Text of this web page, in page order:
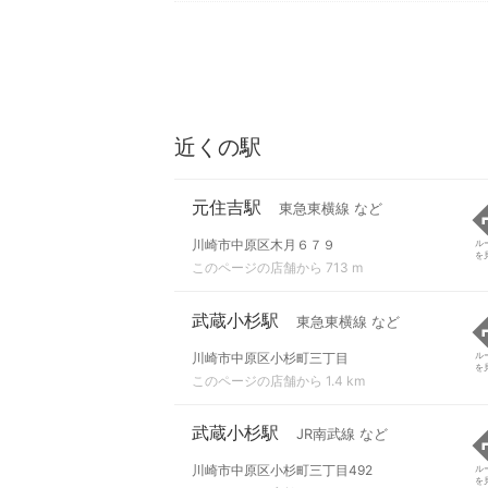
近くの駅
元住吉駅 東急東横線 など
川崎市中原区木月６７９
このページの店舗から 713 m
ル
を
武蔵小杉駅 東急東横線 など
川崎市中原区小杉町三丁目
このページの店舗から 1.4 km
ル
を
武蔵小杉駅 JR南武線 など
川崎市中原区小杉町三丁目492
ル
を